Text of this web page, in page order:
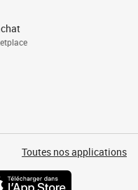
Toutes nos applications